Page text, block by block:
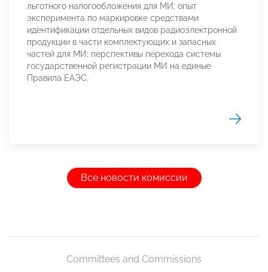
льготного налогообложения для МИ; опыт
эксперимента по маркировке средствами
идентификации отдельных видов радиоэлектронной
продукции в части комплектующих и запасных
частей для МИ; перспективы перехода системы
государственной регистрации МИ на единые
Правила ЕАЭС.
Все новости комиссии
Committees and Commissions